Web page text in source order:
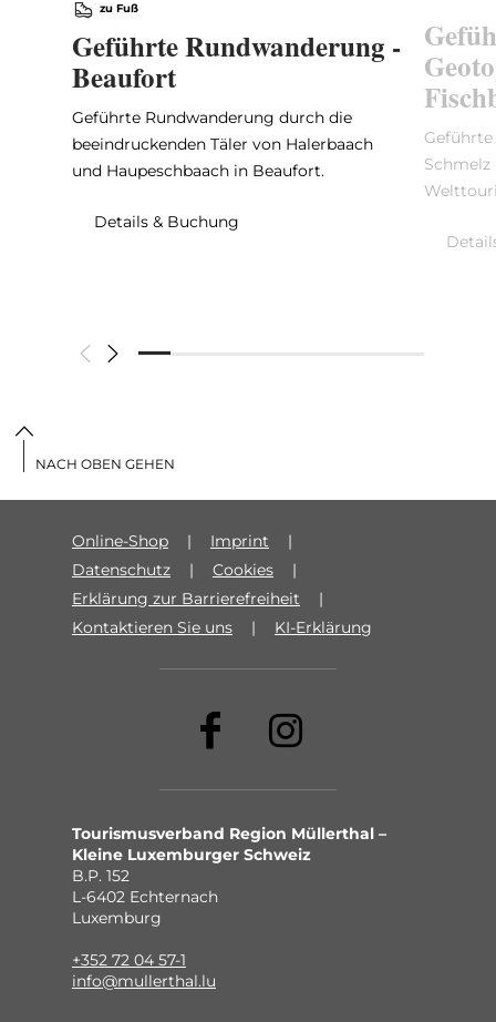
zu Fuß
Geführte Rundwanderung -
Beaufort
Geführte Rundwanderung durch die
beeindruckenden Täler von Halerbaach
und Haupeschbaach in Beaufort.
Details & Buchung
Online-Shop
Imprint
Datenschutz
Cookies
Erklärung zur Barrierefreiheit
Kontaktieren Sie uns
KI-Erklärung
Tourismusverband Region Müllerthal –
Kleine Luxemburger Schweiz
B.P. 152
L-6402 Echternach
Luxemburg
+352 72 04 57-1
info@mullerthal.lu
NACH OBEN GEHEN